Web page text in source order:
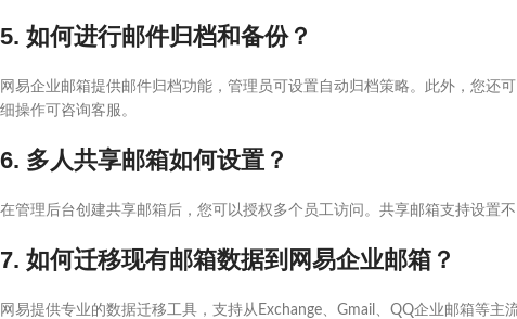
5. 如何进行邮件归档和备份？
网易企业邮箱提供邮件归档功能，管理员可设置自动归档策略。此外，您还
细操作可咨询客服。
6. 多人共享邮箱如何设置？
在管理后台创建共享邮箱后，您可以授权多个员工访问。共享邮箱支持设置
7. 如何迁移现有邮箱数据到网易企业邮箱？
网易提供专业的数据迁移工具，支持从Exchange、Gmail、QQ企业邮箱等